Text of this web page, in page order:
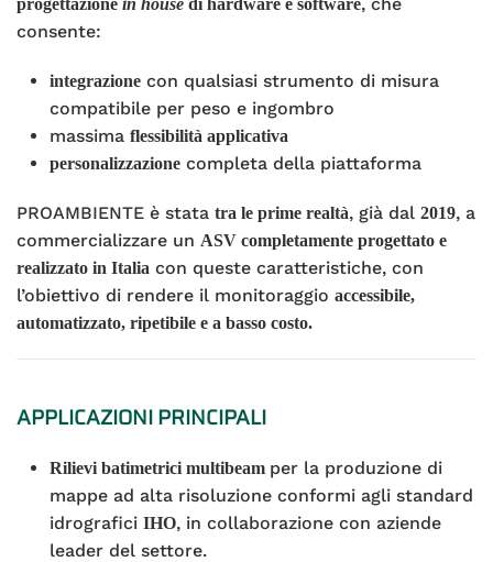
progettazione in house di hardware e software
consente:
integrazione con qualsiasi strumento di misura
compatibile per peso e ingombro
massima flessibilità applicativa
personalizzazione completa della piattaforma
PROAMBIENTE è stata tra le prime realtà, già dal 2019, a
commercializzare un ASV completamente progettato e
realizzato in Italia con queste caratteristiche, con
l’obiettivo di rendere il monitoraggio accessibile,
automatizzato, ripetibile e a basso costo.
APPLICAZIONI PRINCIPALI
Rilievi batimetrici multibeam per la produzione di
mappe ad alta risoluzione conformi agli standard
idrografici IHO, in collaborazione con aziende
leader del settore.